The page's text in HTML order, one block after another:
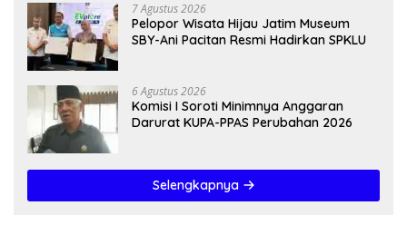
7 Agustus 2026
Pelopor Wisata Hijau Jatim Museum
SBY-Ani Pacitan Resmi Hadirkan SPKLU
6 Agustus 2026
Komisi I Soroti Minimnya Anggaran
Darurat KUPA-PPAS Perubahan 2026
Selengkapnya